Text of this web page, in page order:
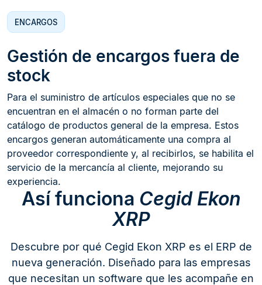
ENCARGOS
Gestión de encargos fuera de
stock
Para el suministro de artículos especiales que no se
encuentran en el almacén o no forman parte del
catálogo de productos general de la empresa. Estos
encargos generan automáticamente una compra al
proveedor correspondiente y, al recibirlos, se habilita el
servicio de la mercancía al cliente, mejorando su
experiencia.
Así funciona Cegid Ekon
XRP
Descubre por qué Cegid Ekon XRP es el ERP de
nueva generación. Diseñado para las empresas
que necesitan un software que les acompañe en